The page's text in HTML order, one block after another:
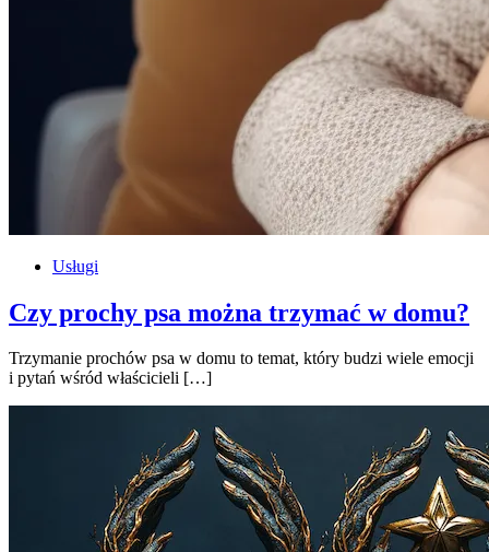
Usługi
Czy prochy psa można trzymać w domu?
Trzymanie prochów psa w domu to temat, który budzi wiele emocji
i pytań wśród właścicieli […]